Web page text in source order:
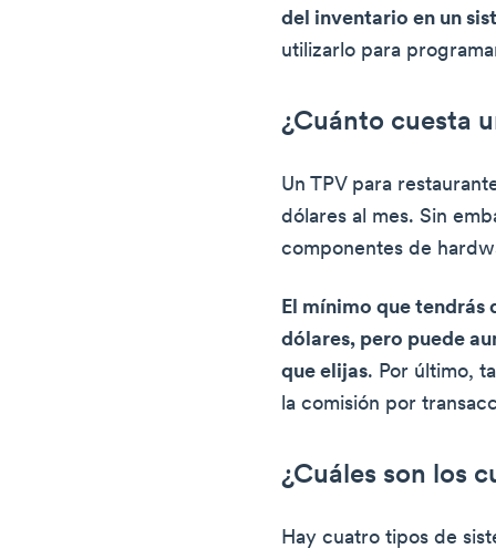
del inventario en un
utilizarlo para
¿Cuánto cuesta
Un TPV para
dólares al mes. Sin
componentes de
El mínimo que tendrás
dólares, pero puede
que elijas. Por último,
la comisión por
¿Cuáles son los
Hay cuatro tipos de